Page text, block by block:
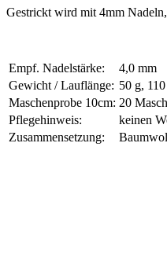
Gestrickt wird mit 4mm
Empf. Nadelstärke:
4,0 mm
Gewicht / Lauflänge: 50 g,
Maschenprobe 10cm: 20
Pflegehinweis:
keinen
Zusammensetzung: